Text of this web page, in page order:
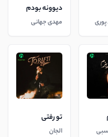
پوری
دیوونه بودم
مهدی جهانی
تو رفتی
الجان